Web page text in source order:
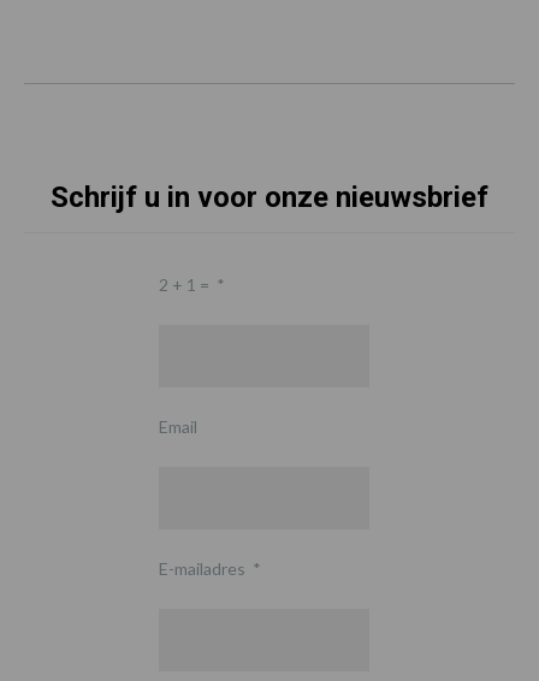
Schrijf u in voor onze nieuwsbrief
2 + 1 = *
Email
E-mailadres *